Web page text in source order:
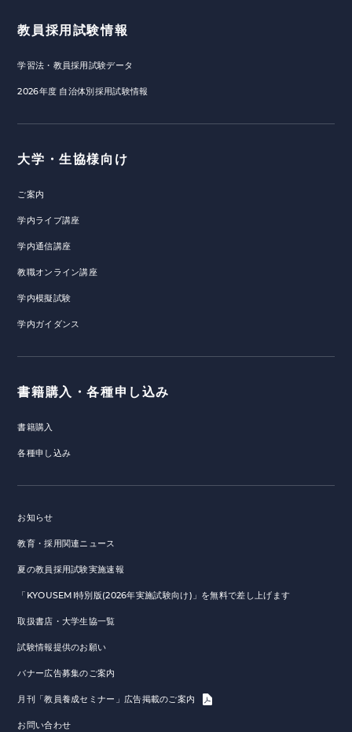
教員採用試験情報
学習法・教員採用試験データ
2026年度 自治体別採用試験情報
大学・生協様向け
ご案内
学内ライブ講座
学内通信講座
教職オンライン講座
学内模擬試験
学内ガイダンス
書籍購入・各種申し込み
書籍購入
各種申し込み
お知らせ
教育・採用関連ニュース
夏の教員採用試験実施速報
「KYOUSEMI特別版(2026年実施試験向け)」を無料で差し上げます
取扱書店・大学生協一覧
試験情報提供のお願い
バナー広告募集のご案内
月刊「教員養成セミナー」広告掲載のご案内
お問い合わせ